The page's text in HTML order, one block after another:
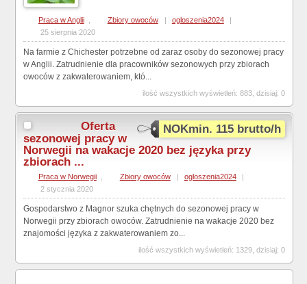
Praca w Anglii Zbiory owoców | ogloszenia2024
|
25 sierpnia 2020
Na farmie z Chichester potrzebne od zaraz osoby do sezonowej pracy
w Anglii. Zatrudnienie dla pracowników sezonowych przy zbiorach
owoców z zakwaterowaniem, któ...
ilość wszystkich wyświetleń: 883, dzisiaj: 0
NOKmin. 115 brutto/h
Oferta
sezonowej pracy w
Norwegii na wakacje 2020 bez języka przy
zbiorach ...
Praca w Norwegii Zbiory owoców | ogloszenia2024
|
2 stycznia 2020
Gospodarstwo z Magnor szuka chętnych do sezonowej pracy w
Norwegii przy zbiorach owoców. Zatrudnienie na wakacje 2020 bez
znajomości języka z zakwaterowaniem zo...
ilość wszystkich wyświetleń: 1329, dzisiaj: 0